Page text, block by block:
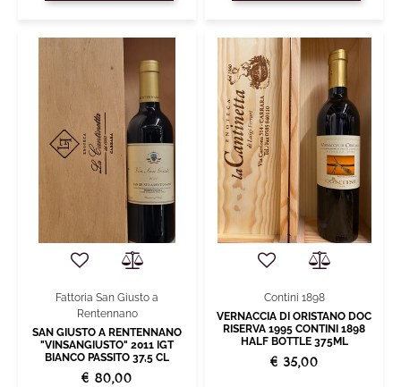
Fattoria San Giusto a
Rentennano
SAN GIUSTO A RENTENNANO
"VINSANGIUSTO" 2011 IGT
BIANCO PASSITO 37,5 CL
€ 80,00
Contini 1898
VERNACCIA DI ORISTANO DOC
RISERVA 1995 CONTINI 1898
HALF BOTTLE 375ML
€ 35,00